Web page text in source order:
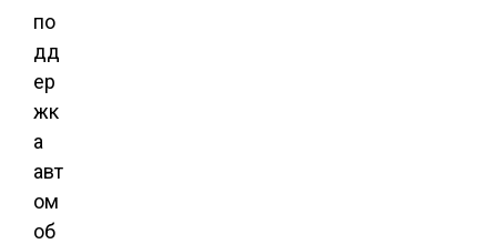
по
дд
ер
жк
а
авт
ом
об